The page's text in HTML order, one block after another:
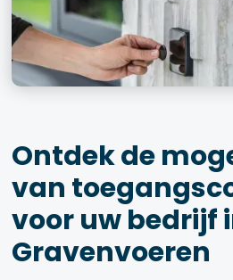
Ontdek de
van
voor uw bedrijf
Gravenvoeren